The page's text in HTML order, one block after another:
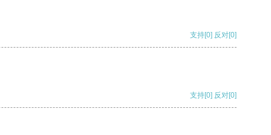
支持[0] 反对[0]
支持[0] 反对[0]